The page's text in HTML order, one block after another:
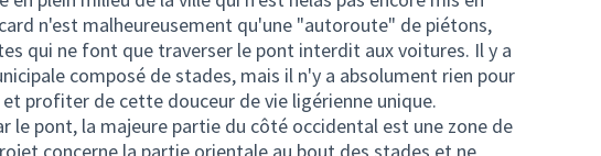
n'est malheureusement qu'une "autoroute" de piétons,
qui ne font que traverser le pont interdit aux voitures. Il y a
composé de stades, mais il n'y a absolument rien pour
et profiter de cette douceur de vie ligérienne unique.
le pont, la majeure partie du côté occidental est une zone de